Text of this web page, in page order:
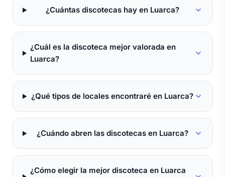
¿Cuántas discotecas hay en Luarca?
¿Cuál es la discoteca mejor valorada en
Luarca?
¿Qué tipos de locales encontraré en Luarca?
¿Cuándo abren las discotecas en Luarca?
¿Cómo elegir la mejor discoteca en Luarca